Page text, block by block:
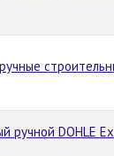
ручной DOHLE